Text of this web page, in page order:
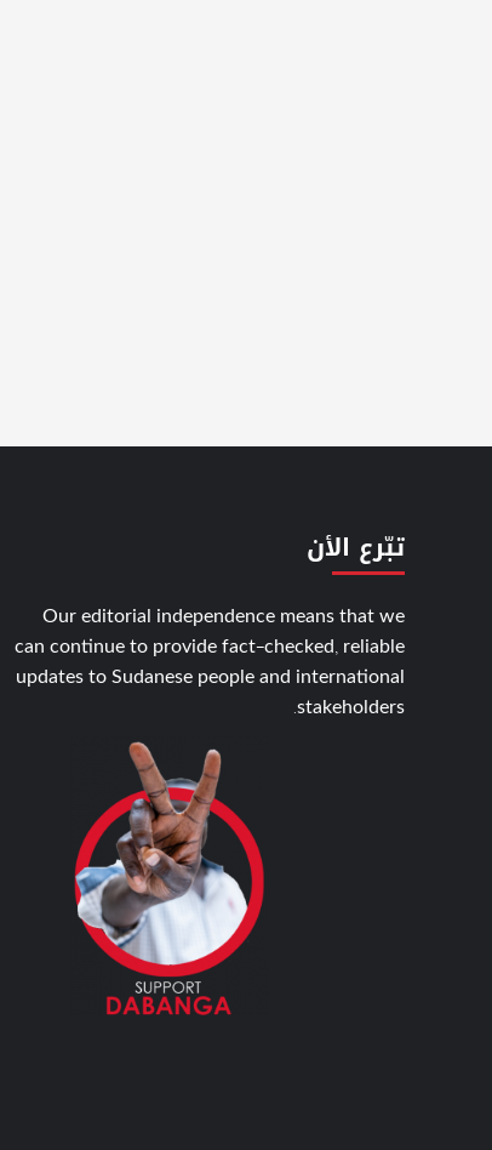
تبّرع الأن
Our editorial independence means that we
can continue to provide fact-checked, reliable
updates to Sudanese people and international
stakeholders.